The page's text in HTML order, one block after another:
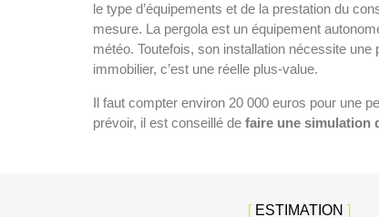
le type d’équipements et de la prestation du
mesure. La pergola est un équipement
météo. Toutefois, son installation nécessite
immobilier, c’est une réelle plus-value.
Il faut compter environ 20 000 euros pour une
prévoir, il est conseillé de faire une simulation
[ ESTIMATION ]